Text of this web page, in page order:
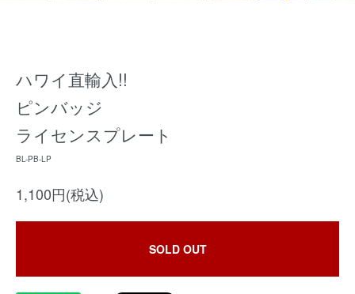
ハワイ直輸入!!
ピンバッジ
ライセンスプレート
BL-PB-LP
1,100円(税込)
SOLD OUT